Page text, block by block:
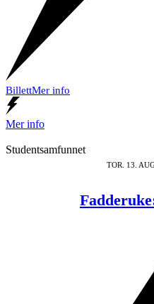
BillettMer info
Mer info
Studentsamfunnet
TOR. 13.